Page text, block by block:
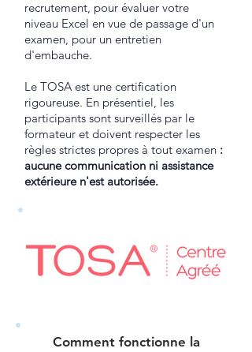
recrutement, pour évaluer votre
niveau Excel en vue de passage d'un
examen, pour un entretien
d'embauche.
Le TOSA est une certification
rigoureuse. En présentiel, les
participants sont surveillés par le
formateur et doivent respecter les
règles strictes propres à tout examen :
aucune communication ni assistance
extérieure n'est autorisée.
Comment fonctionne la